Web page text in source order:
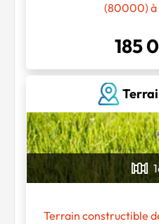
(80000) à
185
Terrain constructible